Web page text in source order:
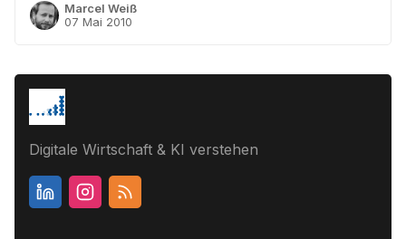
Marcel Weiß
07 Mai 2010
Digitale Wirtschaft & KI verstehen